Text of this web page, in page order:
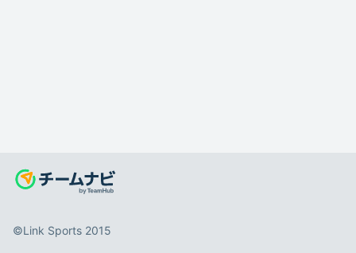
©️Link Sports 2015